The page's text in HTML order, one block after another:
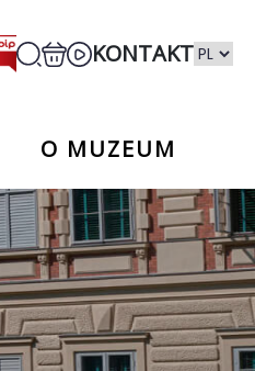
KONTAKT
O MUZEUM